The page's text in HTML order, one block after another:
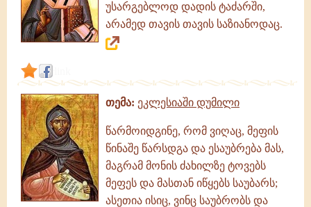
უსარგებლოდ დადის ტაძარში,
არამედ თავის თავის საზიანოდაც.
თემა: ეკლესიაში დუმილი
წარმოიდგინე, რომ ვიღაც, მეფის
წინაშე წარსდგა და ესაუბრება მას,
მაგრამ მონის ძახილზე ტოვებს
მეფეს და მასთან იწყებს საუბარს;
ასეთია ისიც, ვინც საუბრობს და